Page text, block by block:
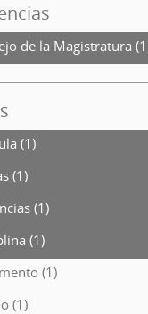
de la Magistratura
(1)
(1)
(1)
(1)
(1)
(1)